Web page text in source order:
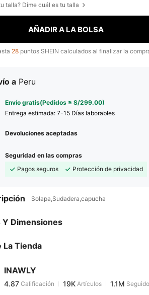
talla? Dime cuál es tu talla
AÑADIR A LA BOLSA
28 puntos SHEIN calculados al finalizar la
a Peru
Envío gratis(Pedidos ≥ S/299.00)
Entrega estimada: 7-15 Días laborables
Devoluciones aceptadas
Seguridad en las compras
Pagos seguros
Protección de privacidad
Solapa,Sudadera,capucha
Y Dimensiones
La Tienda
INAWLY
4.87 Calificación 19K Artículos 1.1M